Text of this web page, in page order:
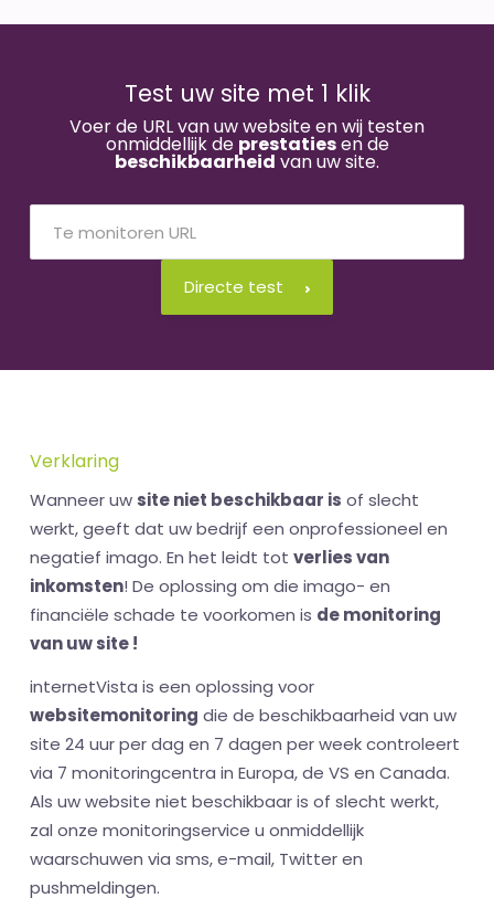
Test uw site met 1 klik
Voer de URL van uw website en wij testen
onmiddellijk de prestatiesen de
beschikbaarheid van uw site.
Directe test
Verklaring
Wanneer uw site niet beschikbaar is of slecht
werkt, geeft dat uw bedrijf een onprofessioneel en
negatief imago. En het leidt tot verlies van
inkomsten! De oplossing om die imago- en
financiële schade te voorkomen is de monitoring
van uw site !
internetVista is een oplossing voor
websitemonitoring die de beschikbaarheid van uw
site 24 uur per dag en 7 dagen per week controleert
via 7 monitoringcentra in Europa, de VS en Canada.
Als uw website niet beschikbaar is of slecht werkt,
zal onze monitoringservice u onmiddellijk
waarschuwen via sms, e-mail, Twitter en
pushmeldingen.